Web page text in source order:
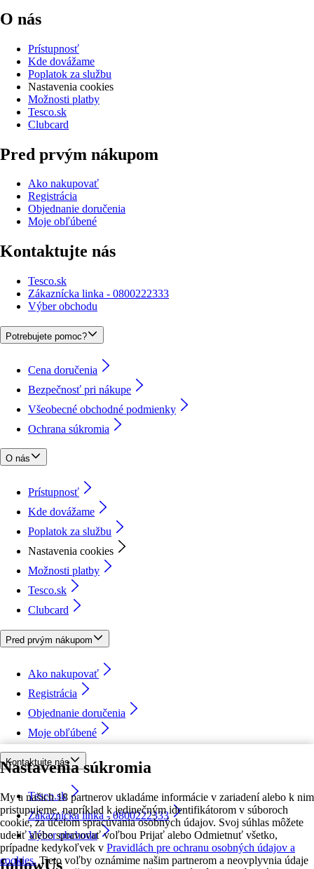
Nastavenia súkromia
My a našich 18 partnerov ukladáme informácie v zariadení alebo k nim
pristupujeme, napríklad k jedinečným identifikátorom v súboroch
cookie, za účelom spracúvania osobných údajov. Svoj súhlas môžete
udeliť alebo spravovať voľbou Prijať alebo Odmietnuť všetko,
prípadne kedykoľvek v Pravidlách pre ochranu osobných údajov a
cookies. Tieto voľby oznámime našim partnerom a neovplyvnia údaje
O nás
Prístupnosť
Kde dovážame
Poplatok za službu
Nastavenia cookies
Možnosti platby
Tesco.sk
Clubcard
Pred prvým nákupom
Ako nakupovať
Registrácia
Objednanie doručenia
Moje obľúbené
Kontaktujte nás
Tesco.sk
Zákaznícka linka - 0800222333
Výber obchodu
Potrebujete pomoc?
Cena doručenia
Bezpečnosť pri nákupe
Všeobecné obchodné podmienky
Ochrana súkromia
O nás
Prístupnosť
Kde dovážame
Poplatok za službu
Nastavenia cookies
Možnosti platby
Tesco.sk
Clubcard
Pred prvým nákupom
Ako nakupovať
Registrácia
Objednanie doručenia
Moje obľúbené
Kontaktujte nás
Tesco.sk
Zákaznícka linka - 0800222333
Výber obchodu
followUs